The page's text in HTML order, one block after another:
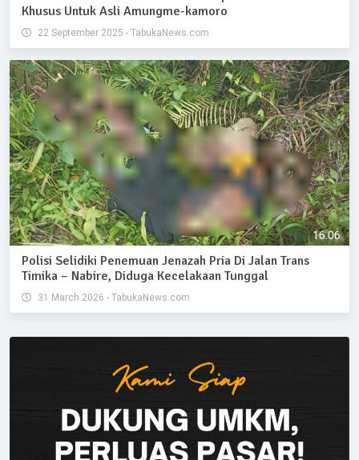
Khusus Untuk Asli Amungme-kamoro
22 September 2025 - TabukaNews.com
Polisi Selidiki Penemuan Jenazah Pria Di Jalan Trans
Timika – Nabire, Diduga Kecelakaan Tunggal
31 March 2026 - TabukaNews.com